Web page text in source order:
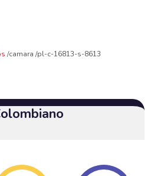
camara pl-c-16813-s-8613